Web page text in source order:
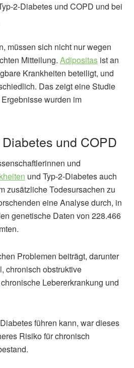
2-Diabetes und COPD und bei
müssen sich nicht nur wegen
Mitteilung. Adipositas ist an
Krankheiten beteiligt, und
Das zeigt eine Studie
wurden im
und COPD
und
und Typ-2-Diabetes auch
zusätzliche Todesursachen zu
eine Analyse durch, in
genetische Daten von 228.466
Problemen beiträgt, darunter
chronisch obstruktive
Lebererkrankung und
führen kann, war dieses
Risiko für chronisch